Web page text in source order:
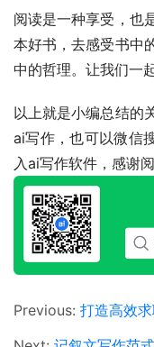
阅读是一种享受，也
本好书，去感受书中
中的哲理。让我们一
以上就是小编总结的
ai写作，也可以微信
入ai写作软件，感谢阅
Previous: 打造高效求职信：